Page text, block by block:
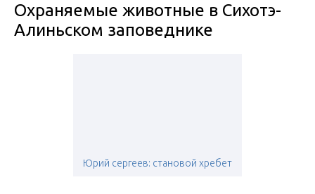
Охраняемые животные в Сихотэ-
Алиньском заповеднике
Юрий сергеев: становой хребет